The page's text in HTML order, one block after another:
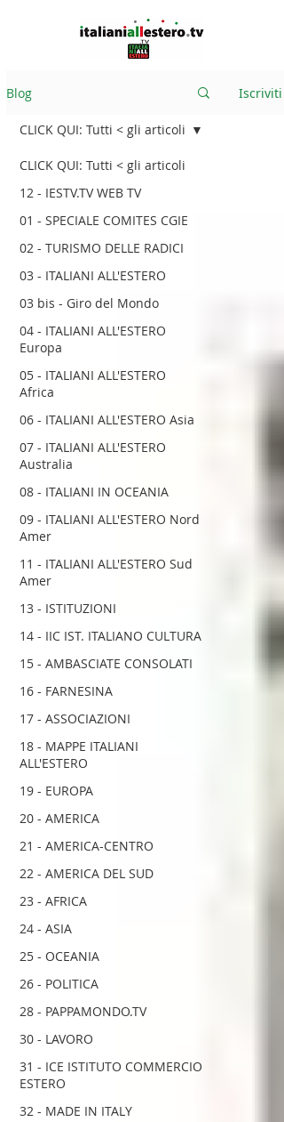
Blog Iscriviti
CLICK QUI: Tutti < gli articoli
12 - IESTV.TV WEB TV
01 - SPECIALE COMITES CGIE
02 - TURISMO DELLE RADICI
03 - ITALIANI ALL'ESTERO
03 bis - Giro del Mondo
04 - ITALIANI ALL'ESTERO
Europa
05 - ITALIANI ALL'ESTERO
Africa
06 - ITALIANI ALL'ESTERO Asia
07 - ITALIANI ALL'ESTERO
Australia
08 - ITALIANI IN OCEANIA
09 - ITALIANI ALL'ESTERO Nord
Amer
11 - ITALIANI ALL'ESTERO Sud
Amer
13 - ISTITUZIONI
14 - IIC IST. ITALIANO CULTURA
15 - AMBASCIATE CONSOLATI
16 - FARNESINA
17 - ASSOCIAZIONI
18 - MAPPE ITALIANI
ALL'ESTERO
19 - EUROPA
20 - AMERICA
21 - AMERICA-CENTRO
22 - AMERICA DEL SUD
23 - AFRICA
24 - ASIA
25 - OCEANIA
26 - POLITICA
28 - PAPPAMONDO.TV
30 - LAVORO
31 - ICE ISTITUTO COMMERCIO
ESTERO
32 - MADE IN ITALY
CLICK QUI: Tutti < gli articoli